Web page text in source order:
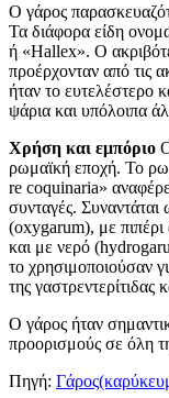
Ο γάρος
Τα διάφορα είδη
ή «Hallex». Ο
προέρχονταν από τις
ήταν το ευτελέστερο
ψάρια και υπόλοιπα
Χρήση και εμπόριο
ρωμαϊκή εποχή. Το
re coquinaria»
συνταγές.
(oxygarum), με
και με νερό
το χρησιμοποιούσαν
της
Ο γάρος ήταν
προορισμούς σε όλη
Πηγή: